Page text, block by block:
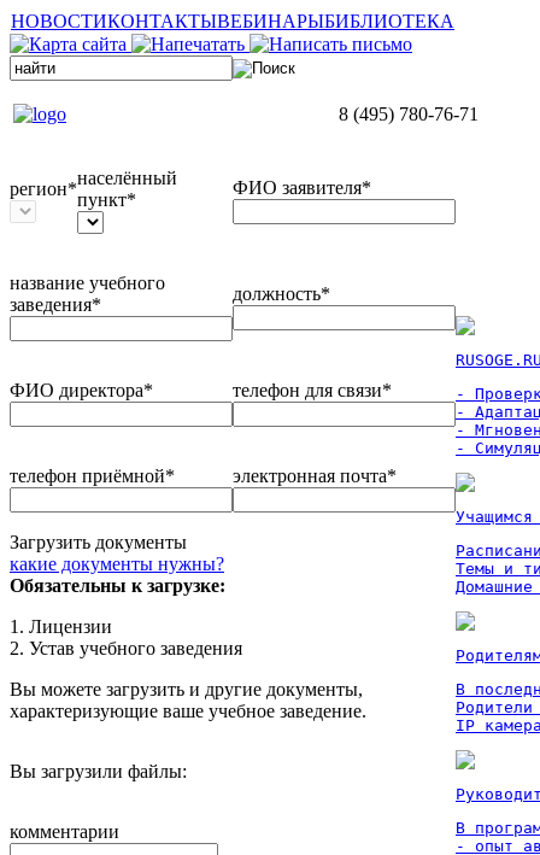
НОВОСТИКОНТАКТЫВЕБИНАРЫБИБЛИОТЕКА
8 (495) 780-76-71
регион*
населённый
пункт*
ФИО заявителя*
название учебного
заведения*
должность*
ФИО директора* телефон для связи*
телефон приёмной* электронная почта*
Загрузить документы
какие документы нужны?
Обязательны к загрузке:
1. Лицензии
2. Устав учебного заведения
Вы можете загрузить и другие документы,
характеризующие ваше учебное заведение.
Вы загрузили файлы:
комментарии
-
-
-
-
Темы и
Домашние
В
IP
В
- опыт